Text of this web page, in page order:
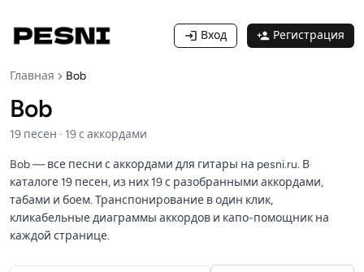
Вход Регистрация
Главная Bob
Bob
19 песен · 19с аккордами
Bob — все песни с аккордами для гитары на pesni.ru. В
каталоге 19 песен, из них 19 с разобранными аккордами,
табами и боем. Транспонирование в один клик,
кликабельные диаграммы аккордов и капо-помощник на
каждой странице.